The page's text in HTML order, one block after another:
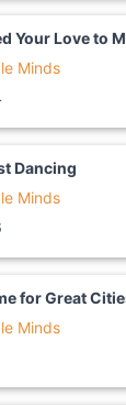
Your Love to
Minds
Dancing
Minds
for Great
Minds